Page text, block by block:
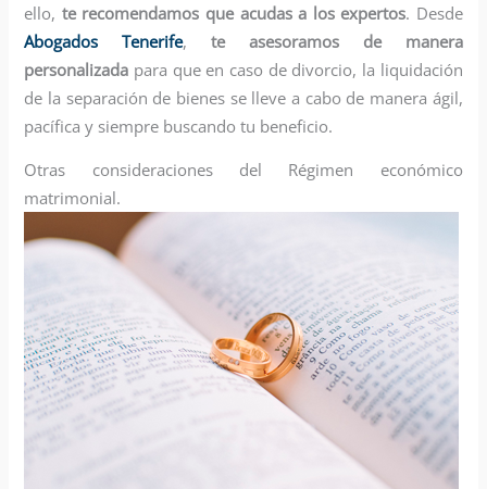
ello, te recomendamos que acudas a los expertos. Desde
Abogados Tenerife,te asesoramos de manera
personalizada para que en caso de divorcio, la liquidación
de la separación de bienes se lleve a cabo de manera ágil,
pacífica y siempre buscando tu beneficio.
Otras consideraciones del Régimen económico
matrimonial.